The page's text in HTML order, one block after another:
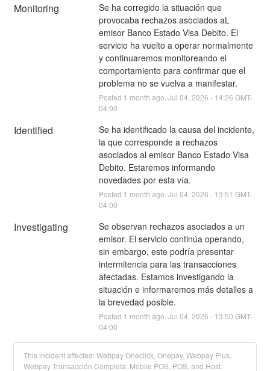
Monitoring
Se ha corregido la situación que
provocaba rechazos asociados aL
emisor Banco Estado Visa Debito. El
servicio ha vuelto a operar normalmente
y continuaremos monitoreando el
comportamiento para confirmar que el
problema no se vuelva a manifestar.
Posted 1 month ago. Jul 04 2026 - 14:26 GMT-
04:00
Identified
Se ha identificado la causa del incidente,
la que corresponde a rechazos
asociados al emisor Banco Estado Visa
Debito. Estaremos informando
novedades por esta vía.
Posted 1 month ago. Jul 04 2026 - 13:51 GMT-
04:00
Investigating
Se observan rechazos asociados a un
emisor. El servicio continúa operando,
sin embargo, este podría presentar
intermitencia para las transacciones
afectadas. Estamos investigando la
situación e informaremos más detalles a
la brevedad posible.
Posted 1 month ago. Jul 04 2026 - 13:50 GMT-
04:00
This incident affected: Webpay Oneclick, Onepay, Webpay Plus,
Webpay Transacción Completa, Mobile POS, POS, and Host.